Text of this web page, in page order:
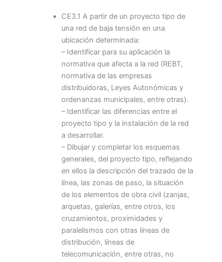
CE3.1 A partir de un proyecto tipo de
una red de baja tensión en una
ubicación determinada:
– Identificar para su aplicación la
normativa que afecta a la red (REBT,
normativa de las empresas
distribuidoras, Leyes Autonómicas y
ordenanzas municipales, entre otras).
– Identificar las diferencias entre el
proyecto tipo y la instalación de la red
a desarrollar.
– Dibujar y completar los esquemas
generales, del proyecto tipo, reflejando
en ellos la descripción del trazado de la
línea, las zonas de paso, la situación
de los elementos de obra civil (zanjas,
arquetas, galerías, entre otros, los
cruzamientos, proximidades y
paralelismos con otras líneas de
distribución, líneas de
telecomunicación, entre otras, no